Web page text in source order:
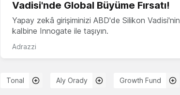
Vadisi'nde Global Büyüme Fırsatı!
Yapay zekâ girişiminizi ABD'de Silikon Vadisi'nin
kalbine Innogate ile taşıyın.
Adrazzi
Tonal Aly Orady Growth Fund